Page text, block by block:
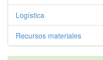
Logística
Recursos materiales